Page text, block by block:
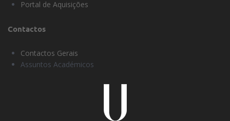
Portal de Aquisições
Contactos
Contactos Gerais
Assuntos Académicos